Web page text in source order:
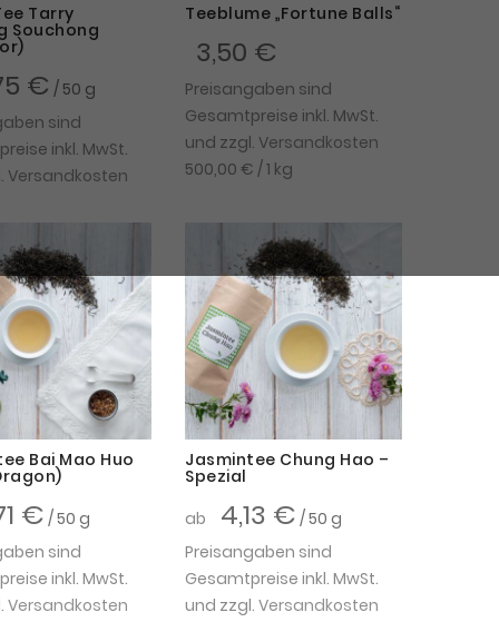
Tarry
Souchong
€ / 50 g
sind
inkl. MwSt.
Versandkosten
Teeblume „Fortune Balls“
3,50 €
Preisangaben sind
Gesamtpreise inkl. MwSt.
und zzgl. Versandkosten
500,00 € / 1 kg
Bai Mao Huo
€/ 50 g
sind
inkl. MwSt.
Versandkosten
Jasmintee Chung Hao –
Spezial
ab
4,13 € / 50 g
Preisangaben sind
Gesamtpreise inkl. MwSt.
und zzgl. Versandkosten